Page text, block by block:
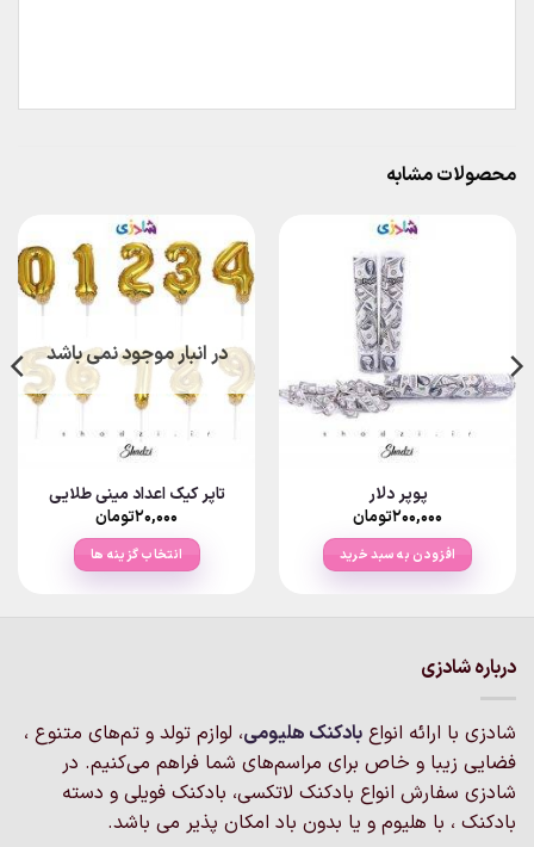
محصولات مشابه
پوپر دلار
۲۰۰,۰۰۰تومان
افزودن به سبد خرید
در انبار موجود نمی باشد
تاپر کیک اعداد مینی طلایی
۲۰,۰۰۰تومان
انتخاب گزینه ها
باشد.
گزینه
ها
ممکن
است
درباره شادزی
شادزی با ارائه انواع بادکنک‌ هلیومی، لوازم تولد و تم‌های متنوع ،
فضایی زیبا و خاص برای مراسم‌های شما فراهم می‌کنیم. در
شادزی سفارش انواع بادکنک لاتکسی، بادکنک فویلی و دسته
بادکنک ، با هلیوم و یا بدون باد امکان پذیر می باشد.